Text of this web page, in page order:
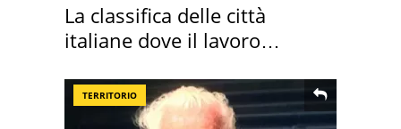
La classifica delle città
italiane dove il lavoro
TERRITORIO